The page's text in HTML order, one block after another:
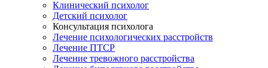
Клинический психолог
Детский психолог
Консультация психолога
Лечение психологических расстройств
Лечение ПТСР
Лечение тревожного расстройства